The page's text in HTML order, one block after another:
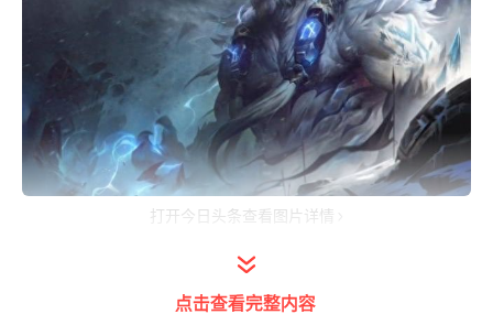
打开今日头条查看图片详情
在直播活动结束后，外服官网爆料了沃利贝尔
点击查看完整内容